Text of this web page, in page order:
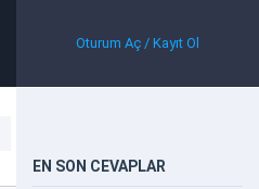
Oturum Aç / Kayıt Ol
EN SON CEVAPLAR